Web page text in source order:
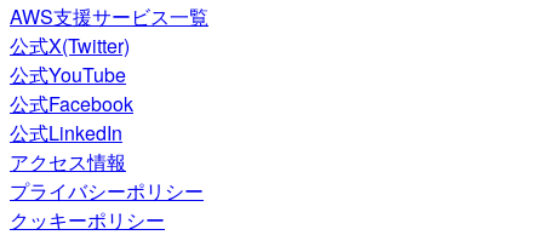
AWS支援サービス一覧
公式X(Twitter)
公式YouTube
公式Facebook
公式LinkedIn
アクセス情報
プライバシーポリシー
クッキーポリシー